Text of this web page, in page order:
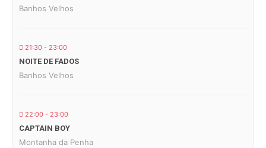
Banhos Velhos
21:30 - 23:00
NOITE DE FADOS
Banhos Velhos
22:00 - 23:00
CAPTAIN BOY
Montanha da Penha